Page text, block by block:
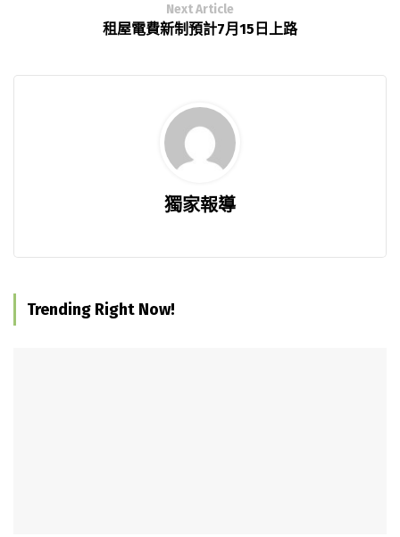
Next Article
租屋電費新制預計7月15日上路
獨家報導
Trending Right Now!